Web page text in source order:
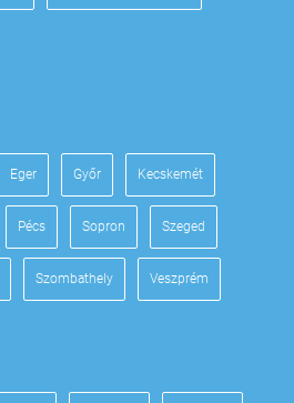
Eger Győr Kecskemét
Pécs Sopron Szeged
Szombathely Veszprém